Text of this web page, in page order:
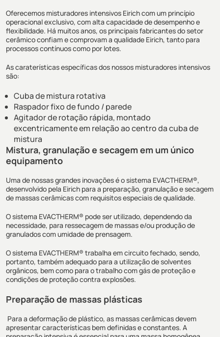
Oferecemos misturadores intensivos Eirich com um princípio
operacional exclusivo, com alta capacidade de desempenho e
flexibilidade. Há muitos anos, os principais fabricantes do setor
cerâmico confiam e comprovam a qualidade Eirich, tanto para
processos contínuos como por lotes.
As caraterísticas específicas dos nossos misturadores intensivos
são:
Cuba de mistura rotativa
Raspador fixo de fundo / parede
Agitador de rotação rápida, montado
excentricamente em relação ao centro da cuba de
mistura
Mistura, granulação e secagem em um único
equipamento
Uma de nossas grandes inovações é o sistema EVACTHERM®,
desenvolvido pela Eirich para a preparação, granulação e secagem
de massas cerâmicas com requisitos especiais de qualidade.
O sistema EVACTHERM® pode ser utilizado, dependendo da
necessidade, para ressecagem de massas e/ou produção de
granulados com umidade de prensagem.
O sistema EVACTHERM® trabalha em circuito fechado, sendo,
portanto, também adequado para a utilização de solventes
orgânicos, bem como para o trabalho com gás de proteção e
condições de proteção contra explosões.
Preparação de massas plásticas
Para a deformação de plástico, as massas cerâmicas devem
apresentar características bem definidas e constantes. A